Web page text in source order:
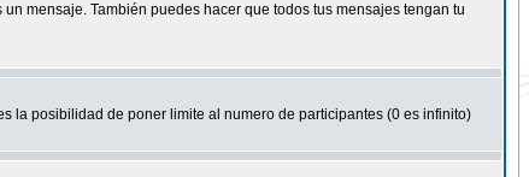
un mensaje. También puedes hacer que todos tus mensajes tengan tu
la posibilidad de poner limite al numero de participantes (0 es infinito)